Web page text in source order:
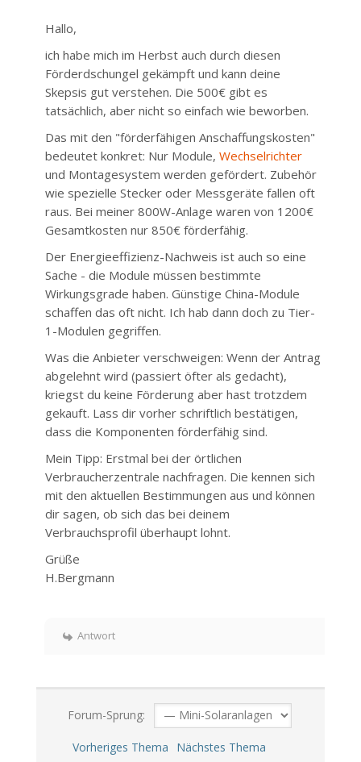
Hallo,
ich habe mich im Herbst auch durch diesen
Förderdschungel gekämpft und kann deine
Skepsis gut verstehen. Die 500€ gibt es
tatsächlich, aber nicht so einfach wie beworben.
Das mit den "förderfähigen Anschaffungskosten"
bedeutet konkret: Nur Module, Wechselrichter
und Montagesystem werden gefördert. Zubehör
wie spezielle Stecker oder Messgeräte fallen oft
raus. Bei meiner 800W-Anlage waren von 1200€
Gesamtkosten nur 850€ förderfähig.
Der Energieeffizienz-Nachweis ist auch so eine
Sache - die Module müssen bestimmte
Wirkungsgrade haben. Günstige China-Module
schaffen das oft nicht. Ich hab dann doch zu Tier-
1-Modulen gegriffen.
Was die Anbieter verschweigen: Wenn der Antrag
abgelehnt wird (passiert öfter als gedacht),
kriegst du keine Förderung aber hast trotzdem
gekauft. Lass dir vorher schriftlich bestätigen,
dass die Komponenten förderfähig sind.
Mein Tipp: Erstmal bei der örtlichen
Verbraucherzentrale nachfragen. Die kennen sich
mit den aktuellen Bestimmungen aus und können
dir sagen, ob sich das bei deinem
Verbrauchsprofil überhaupt lohnt.
Grüße
H.Bergmann
Antwort
Forum-Sprung:
Vorheriges Thema Nächstes Thema